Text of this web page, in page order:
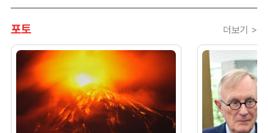
포토 더보기 >